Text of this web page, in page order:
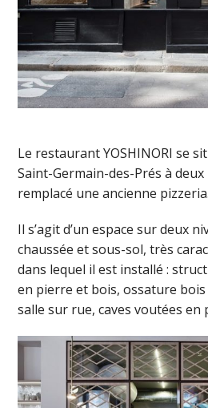
Le restaurant YOSHINORI se
Saint-Germain-des-Prés à deux
remplacé une ancienne pizzeria.
Il s’agit d’un espace sur deux
chaussée et sous-sol, très
dans lequel il est installé :
en pierre et bois, ossature
salle sur rue, caves voutées en